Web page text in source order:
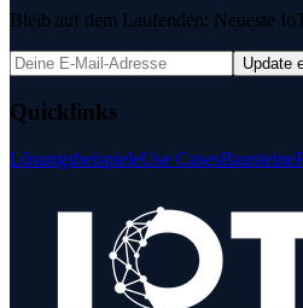
Bleib auf dem Laufenden: Neueste
Update
Quicklinks
LösungsbeispieleUse CasesBausteine